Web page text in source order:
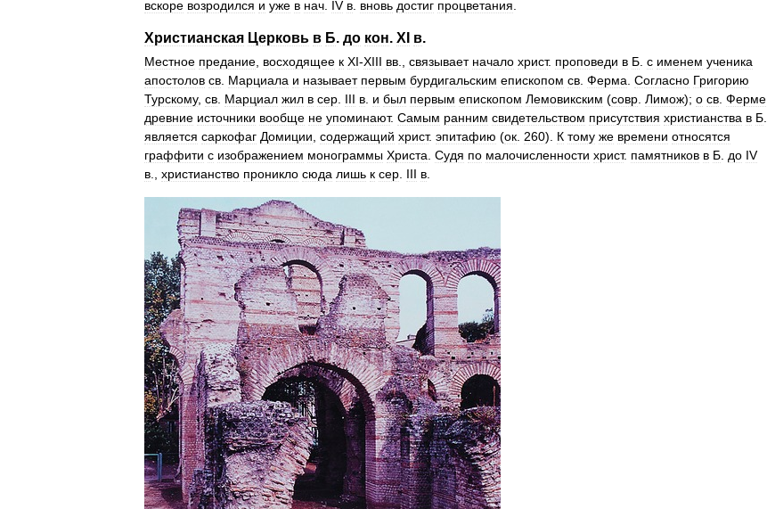
вскоре возродился и уже в нач IV в вновь достиг процветания
Христианская Церковь в Б. до кон. XI в.
Местное предание восходящее к XI-XIII вв связывает начало христ. проповеди в Б с именем ученика
апостолов св Марциала и называет первым бурдигальским епископом св Ферма Согласно Григорию
Турскому, св Марциал жил в сер III в и был первым епископом Лемовикским (совр Лимож); о св Ферме
древние источники вообще не упоминают. Самым ранним свидетельством присутствия христианства в Б
является саркофаг Домиции содержащий христ. эпитафию (ок 260). К тому же времени относятся
граффити с изображением монограммы Христа Судя по малочисленности христ. памятников в Б до IV
в
христианство проникло сюда лишь к сер III в